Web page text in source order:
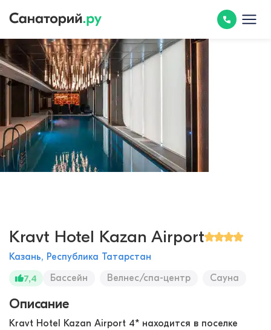
Kravt Hotel Kazan Airport
Казань, Республика Татарстан
7,4
Бассейн Велнес/спа-центр Сауна
Описание
Kravt Hotel Kazan Airport 4* находится в поселке